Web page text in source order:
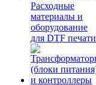
Расходные
материалы и
оборудование
для DTF печати